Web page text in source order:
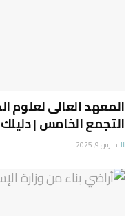
المعهد العالى
التجمع الخامس |
مارس 9, 2025